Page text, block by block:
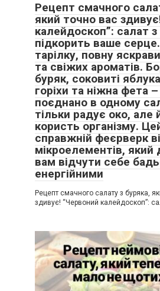
Рецепт смачного
який точно вас
калейдоскоп”: салат
підкорить ваше серце.
тарілку, повну
та свіжих ароматів.
буряк, соковиті
горіхи та ніжна фета
поєднано в одному
тільки радує око, але
користь організму.
справжній феєрверк
мікроелементів,
вам відчути себе
енергійними
Рецепт смачного салату з буряка,
здивує! “Червоний калейдоскоп”: